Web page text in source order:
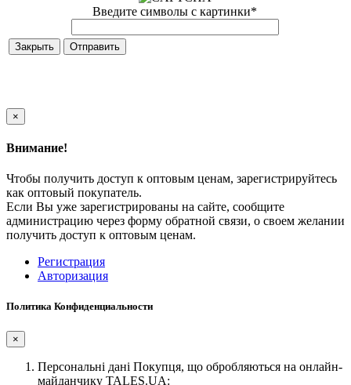
Введите символы с картинки*
Закрыть
×
Внимание!
Чтобы получить доступ к оптовым ценам, зарегистрируйтесь
как оптовый покупатель.
Если Вы уже зарегистрированы на сайте, сообщите
администрацию через форму обратной связи, о своем желании
получить доступ к оптовым ценам.
Регистрация
Авторизация
Политика Конфиденциальности
×
Персональні дані Покупця, що обробляються на онлайн-
майданчику TALES.UA: